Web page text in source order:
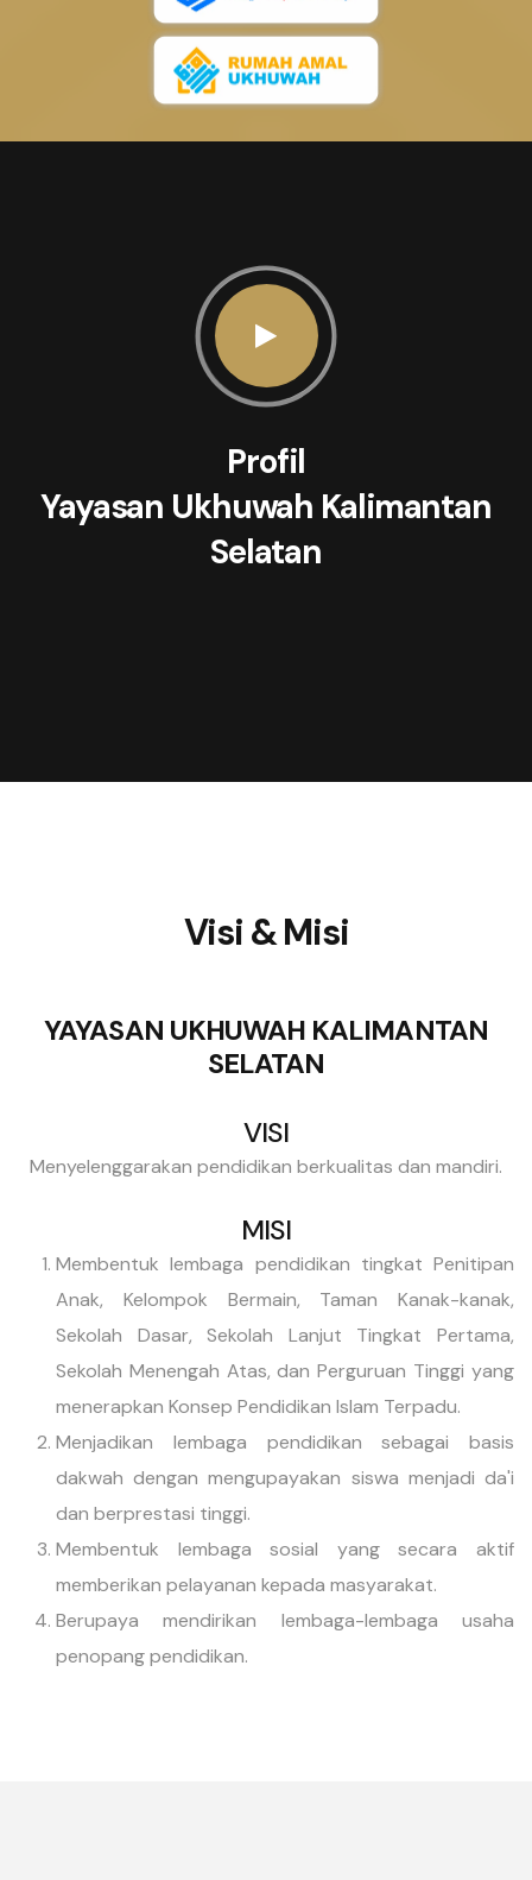
Profil
Yayasan Ukhuwah Kalimantan
Selatan
Visi & Misi
YAYASAN UKHUWAH KALIMANTAN
SELATAN
VISI
Menyelenggarakan pendidikan berkualitas dan mandiri.
MISI
Membentuk lembaga pendidikan tingkat Penitipan
Anak, Kelompok Bermain, Taman Kanak-kanak,
Sekolah Dasar, Sekolah Lanjut Tingkat Pertama,
Sekolah Menengah Atas, dan Perguruan Tinggi yang
menerapkan Konsep Pendidikan Islam Terpadu.
Menjadikan lembaga pendidikan sebagai basis
dakwah dengan mengupayakan siswa menjadi da'i
dan berprestasi tinggi.
Membentuk lembaga sosial yang secara aktif
memberikan pelayanan kepada masyarakat.
Berupaya mendirikan lembaga-lembaga usaha
penopang pendidikan.